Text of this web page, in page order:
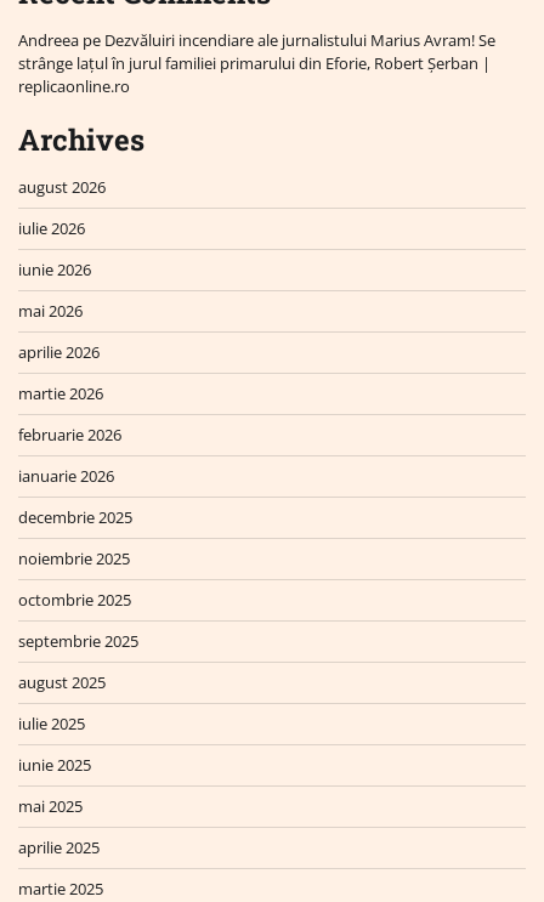
Andreea pe Dezvăluiri incendiare ale jurnalistului Marius Avram! Se
strânge lațul în jurul familiei primarului din Eforie, Robert Șerban |
replicaonline.ro
Archives
august 2026
iulie 2026
iunie 2026
mai 2026
aprilie 2026
martie 2026
februarie 2026
ianuarie 2026
decembrie 2025
noiembrie 2025
octombrie 2025
septembrie 2025
august 2025
iulie 2025
iunie 2025
mai 2025
aprilie 2025
martie 2025